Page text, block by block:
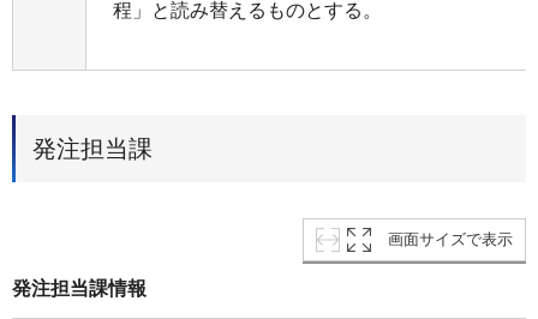
程」と読み替えるものとする。
発注担当課
画面サイズで表示
発注担当課情報